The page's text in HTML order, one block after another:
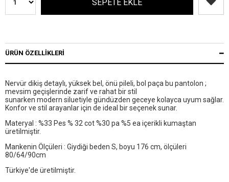
ÜRÜN ÖZELLIKLERI
Nervür dikiş detaylı, yüksek bel, önü pileli, bol paça bu pantolon ;
mevsim geçişlerinde zarif ve rahat bir stil
sunarken modern siluetiyle gündüzden geceye kolayca uyum sağlar.
Konfor ve stil arayanlar için de ideal bir seçenek sunar.
Materyal : %33 Pes % 32 cot %30 pa %5 ea içerikli kumaştan
üretilmiştir.
Mankenin Ölçüleri : Giydiği beden S, boyu 176 cm, ölçüleri
80/64/90cm
Türkiye'de üretilmiştir.